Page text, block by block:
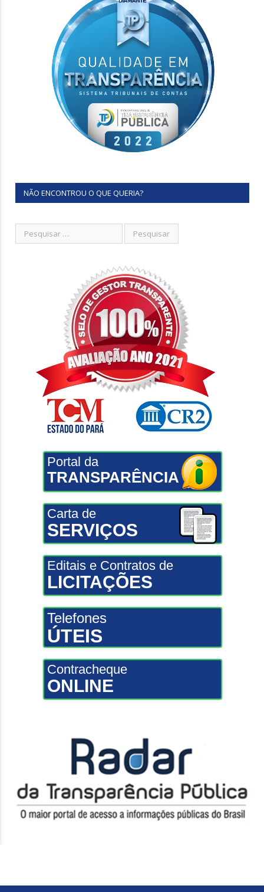
NÃO ENCONTROU O QUE QUERIA?
Portal da
TRANSPARÊNCIA
Carta de
SERVIÇOS
Editais e Contratos de
LICITAÇÕES
Telefones
ÚTEIS
Contracheque
ONLINE